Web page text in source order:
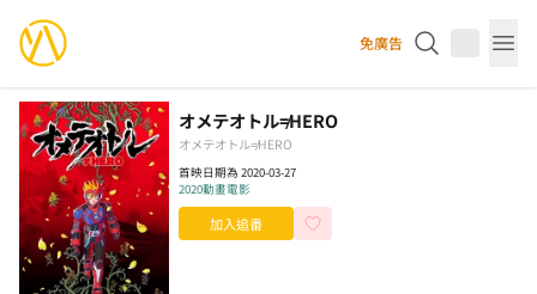
YourAnimes 你的動畫 免廣告
オメテオトル≠HERO
オメテオトル≠HERO
首映日期為 2020-03-27
2020動畫電影
加入追番